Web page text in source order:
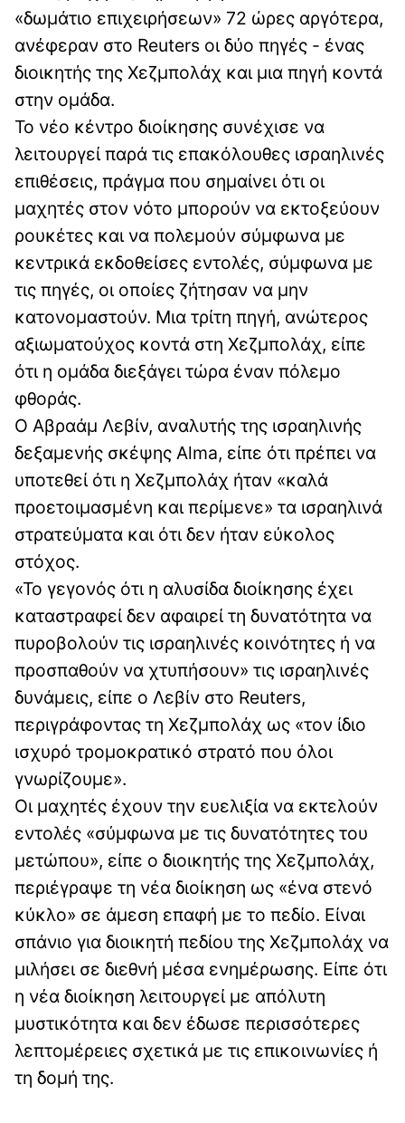
«δωμάτιο επιχειρήσεων» 72 ώρες αργότερα,
ανέφεραν στο Reuters οι δύο πηγές - ένας
διοικητής της Χεζμπολάχ και μια πηγή κοντά
στην ομάδα.
Το νέο κέντρο διοίκησης συνέχισε να
λειτουργεί παρά τις επακόλουθες ισραηλινές
επιθέσεις, πράγμα που σημαίνει ότι οι
μαχητές στον νότο μπορούν να εκτοξεύουν
ρουκέτες και να πολεμούν σύμφωνα με
κεντρικά εκδοθείσες εντολές, σύμφωνα με
τις πηγές, οι οποίες ζήτησαν να μην
κατονομαστούν. Μια τρίτη πηγή, ανώτερος
αξιωματούχος κοντά στη Χεζμπολάχ, είπε
ότι η ομάδα διεξάγει τώρα έναν πόλεμο
φθοράς.
Ο Αβραάμ Λεβίν, αναλυτής της ισραηλινής
δεξαμενής σκέψης Alma, είπε ότι πρέπει να
υποτεθεί ότι η Χεζμπολάχ ήταν «καλά
προετοιμασμένη και περίμενε» τα ισραηλινά
στρατεύματα και ότι δεν ήταν εύκολος
στόχος.
«Το γεγονός ότι η αλυσίδα διοίκησης έχει
καταστραφεί δεν αφαιρεί τη δυνατότητα να
πυροβολούν τις ισραηλινές κοινότητες ή να
προσπαθούν να χτυπήσουν» τις ισραηλινές
δυνάμεις, είπε ο Λεβίν στο Reuters,
περιγράφοντας τη Χεζμπολάχ ως «τον ίδιο
ισχυρό τρομοκρατικό στρατό που όλοι
γνωρίζουμε».
Οι μαχητές έχουν την ευελιξία να εκτελούν
εντολές «σύμφωνα με τις δυνατότητες του
μετώπου», είπε ο διοικητής της Χεζμπολάχ,
περιέγραψε τη νέα διοίκηση ως «ένα στενό
κύκλο» σε άμεση επαφή με το πεδίο. Είναι
σπάνιο για διοικητή πεδίου της Χεζμπολάχ να
μιλήσει σε διεθνή μέσα ενημέρωσης. Είπε ότι
η νέα διοίκηση λειτουργεί με απόλυτη
μυστικότητα και δεν έδωσε περισσότερες
λεπτομέρειες σχετικά με τις επικοινωνίες ή
τη δομή της.